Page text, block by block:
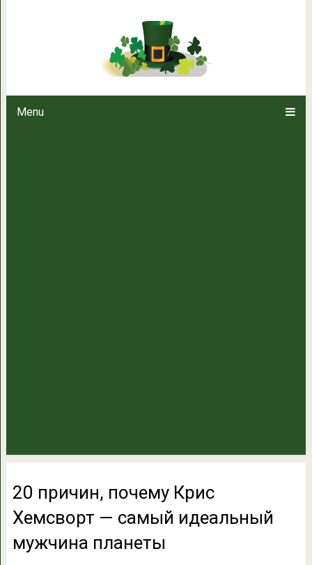
Menu
20 причин, почему Крис
20 причин, почему Крис
Хемсворт — самый идеальный
мужчина планеты